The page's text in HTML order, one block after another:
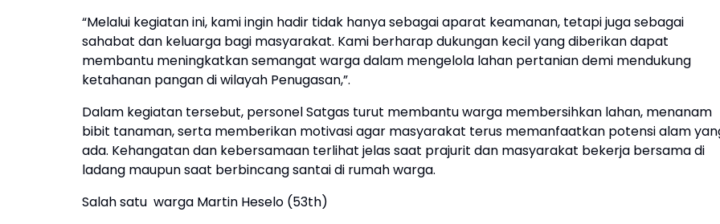
“Melalui kegiatan ini, kami ingin hadir tidak hanya sebagai aparat keamanan, tetapi juga sebagai
sahabat dan keluarga bagi masyarakat. Kami berharap dukungan kecil yang diberikan dapat
membantu meningkatkan semangat warga dalam mengelola lahan pertanian demi mendukung
ketahanan pangan di wilayah Penugasan,”.
Dalam kegiatan tersebut, personel Satgas turut membantu warga membersihkan lahan, menanam
bibit tanaman, serta memberikan motivasi agar masyarakat terus memanfaatkan potensi alam
ada. Kehangatan dan kebersamaan terlihat jelas saat prajurit dan masyarakat bekerja bersama di
ladang maupun saat berbincang santai di rumah warga.
Salah satu warga Martin Heselo (53th)